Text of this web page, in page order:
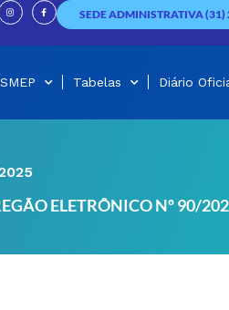
I
n
s
t
g
F
a
c
e
o
SEDE ADMINISTRATIVA
Tabelas Diário
ELETRÔNICO Nº 90/